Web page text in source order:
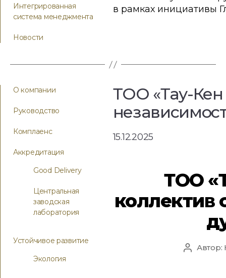
Интегрированная
система менеджмента
Новости
в рамках инициативы
О компании
Руководство
Комплаенс
Аккредитация
Good Delivery
Центральная
заводская
лаборатория
Устойчивое развитие
Экология
ТОО «Тау-Кен
15.12.2025
ТОО
коллектив
Автор: